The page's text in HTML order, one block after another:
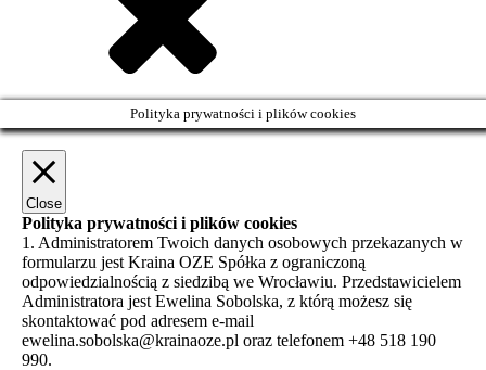
Polityka prywatności i plików cookies
Close
Polityka prywatności i plików cookies
1. Administratorem Twoich danych osobowych przekazanych w
formularzu jest Kraina OZE Spółka z ograniczoną
odpowiedzialnością z siedzibą we Wrocławiu. Przedstawicielem
Administratora jest Ewelina Sobolska, z którą możesz się
skontaktować pod adresem e-mail
ewelina.sobolska@krainaoze.pl oraz telefonem +48 518 190
990.